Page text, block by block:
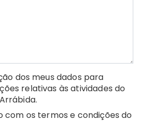
dos meus dados para
relativas às atividades do
com os termos e condições do